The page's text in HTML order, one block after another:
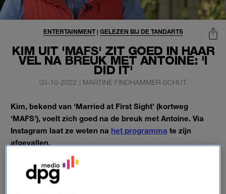
KIM UIT 'MAFS' ZIT GOED IN HAAR
VEL NA BREUK MET ANTOINE: 'I
DID IT'
ENTERTAINMENT| GELEZEN BIJ DE TANDARTS
03-10-2022 | MARTINE FINDHAMMER-SCHUT
Kim, bekend van ‘Married at First Sight’ (kortweg
‘MAFS’), voelt zich goed na de breuk met Antoine. Via
Instagram laat ze weten na het programma te zijn
afgevallen.
I did it.15 kilo lichter’, schrijft ze bij een voor- en nafoto in
Instagram Stories.